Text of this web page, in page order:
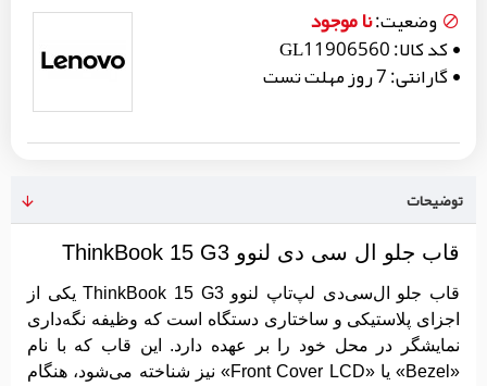
وضعیت:نا موجود
کد کالا:GL11906560
گارانتی:7 روز مهلت تست
توضیحات
قاب جلو ال سی دی لنوو ThinkBook 15 G3
قاب جلو ال‌سی‌دی لپ‌تاپ لنوو ThinkBook 15 G3 یکی از
اجزای پلاستیکی و ساختاری دستگاه است که وظیفه نگه‌داری
نمایشگر در محل خود را بر عهده دارد. این قاب که با نام
«Bezel» یا «Front Cover LCD» نیز شناخته می‌شود، هنگام